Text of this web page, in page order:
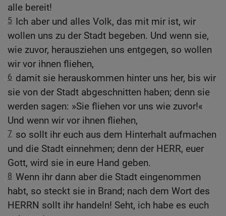
alle bereit!
5 Ich aber und alles Volk, das mit mir ist, wir
wollen uns zu der Stadt begeben. Und wenn sie,
wie zuvor, herausziehen uns entgegen, so wollen
wir vor ihnen fliehen,
6 damit sie herauskommen hinter uns her, bis wir
sie von der Stadt abgeschnitten haben; denn sie
werden sagen: »Sie fliehen vor uns wie zuvor!«
Und wenn wir vor ihnen fliehen,
7 so sollt ihr euch aus dem Hinterhalt aufmachen
und die Stadt einnehmen; denn der HERR, euer
Gott, wird sie in eure Hand geben.
8 Wenn ihr dann aber die Stadt eingenommen
habt, so steckt sie in Brand; nach dem Wort des
HERRN sollt ihr handeln! Seht, ich habe es euch